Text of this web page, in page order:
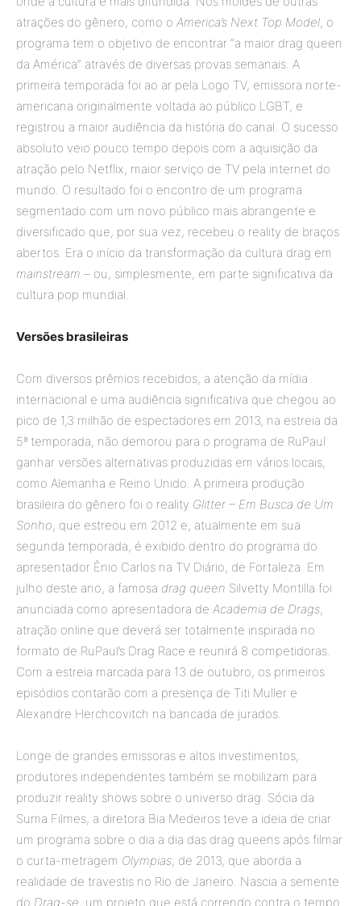
atrações do gênero, como o America’s Next Top Model, o
programa tem o objetivo de encontrar “a maior drag queen
da América” através de diversas provas semanais. A
primeira temporada foi ao ar pela Logo TV, emissora norte-
americana originalmente voltada ao público LGBT, e
registrou a maior audiência da história do canal. O sucesso
absoluto veio pouco tempo depois com a aquisição da
atração pelo Netflix, maior serviço de TV pela internet do
mundo. O resultado foi o encontro de um programa
segmentado com um novo público mais abrangente e
diversificado que, por sua vez, recebeu o reality de braços
abertos. Era o início da transformação da cultura drag em
mainstream – ou, simplesmente, em parte significativa da
cultura pop mundial.
Versões brasileiras
Com diversos prêmios recebidos, a atenção da mídia
internacional e uma audiência significativa que chegou ao
pico de 1,3 milhão de espectadores em 2013, na estreia da
5ª temporada, não demorou para o programa de RuPaul
ganhar versões alternativas produzidas em vários locais,
como Alemanha e Reino Unido. A primeira produção
brasileira do gênero foi o reality Glitter – Em Busca de Um
Sonho, que estreou em 2012 e, atualmente em sua
segunda temporada, é exibido dentro do programa do
apresentador Ênio Carlos na TV Diário, de Fortaleza. Em
julho deste ano, a famosa drag queen Silvetty Montilla foi
anunciada como apresentadora de Academia de Drags,
atração online que deverá ser totalmente inspirada no
formato de RuPaul’s Drag Race e reunirá 8 competidoras.
Com a estreia marcada para 13 de outubro, os primeiros
episódios contarão com a presença de Titi Muller e
Alexandre Herchcovitch na bancada de jurados.
Longe de grandes emissoras e altos investimentos,
produtores independentes também se mobilizam para
produzir reality shows sobre o universo drag. Sócia da
Suma Filmes, a diretora Bia Medeiros teve a ideia de criar
um programa sobre o dia a dia das drag queens após filmar
o curta-metragem Olympias, de 2013, que aborda a
realidade de travestis no Rio de Janeiro. Nascia a semente
do Drag-se, um projeto que está correndo contra o tempo